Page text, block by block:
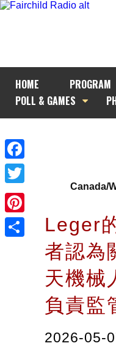
HOME PROGRAM
POLL & GAMES
Facebook
Twitter
Pinterest
Canada/
Leger
者認為
天機械
負責
2026-05-